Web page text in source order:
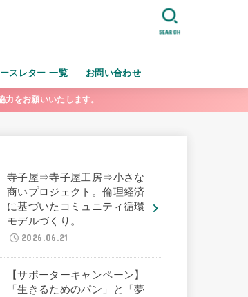
スレター 一覧 お問い合わせ
SEARCH
をお願いいたします。
寺子屋⇒寺子屋工房⇒小さな
商いプロジェクト。倫理経済
に基づいたコミュニティ循環
モデルづくり。
2026.06.21
【サポーターキャンペーン】
「生きるためのパン」と「夢